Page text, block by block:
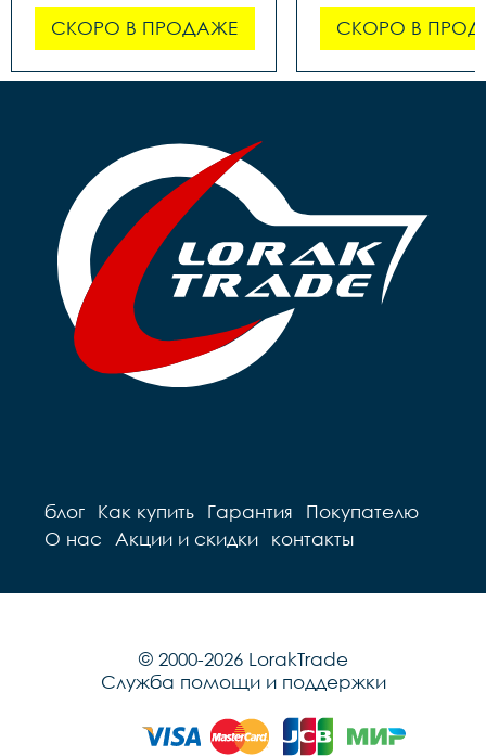
СКОРО В ПРОДАЖЕ СКОРО В
блог Как купить Гарантия
Покупателю
О нас
Акции и скидки контакты
© 2000-2026 LorakTrade
Служба помощи и поддержки